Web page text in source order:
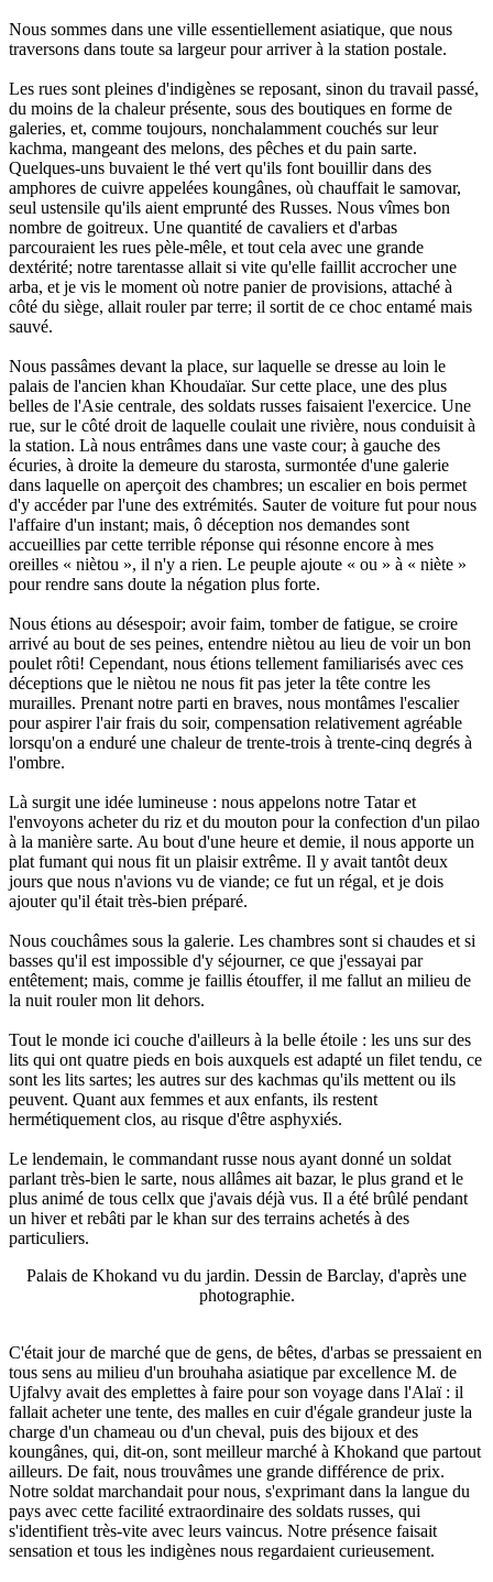
Nous sommes dans une ville essentiellement asiatique, que nous
traversons dans toute sa largeur pour arriver à la station postale.
Les rues sont pleines d'indigènes se reposant, sinon du travail passé,
du moins de la chaleur présente, sous des boutiques en forme de
galeries, et, comme toujours, nonchalamment couchés sur leur
kachma, mangeant des melons, des pêches et du pain sarte.
Quelques-uns buvaient le thé vert qu'ils font bouillir dans des
amphores de cuivre appelées koungânes, où chauffait le samovar,
seul ustensile qu'ils aient emprunté des Russes. Nous vîmes bon
nombre de goitreux. Une quantité de cavaliers et d'arbas
parcouraient les rues pèle-mêle, et tout cela avec une grande
dextérité; notre tarentasse allait si vite qu'elle faillit accrocher une
arba, et je vis le moment où notre panier de provisions, attaché à
côté du siège, allait rouler par terre; il sortit de ce choc entamé mais
sauvé.
Nous passâmes devant la place, sur laquelle se dresse au loin le
palais de l'ancien khan Khoudaïar. Sur cette place, une des plus
belles de l'Asie centrale, des soldats russes faisaient l'exercice. Une
rue, sur le côté droit de laquelle coulait une rivière, nous conduisit à
la station. Là nous entrâmes dans une vaste cour; à gauche des
écuries, à droite la demeure du starosta, surmontée d'une galerie
dans laquelle on aperçoit des chambres; un escalier en bois permet
d'y accéder par l'une des extrémités. Sauter de voiture fut pour nous
l'affaire d'un instant; mais, ô déception nos demandes sont
accueillies par cette terrible réponse qui résonne encore à mes
oreilles « niètou », il n'y a rien. Le peuple ajoute « ou » à « niète »
pour rendre sans doute la négation plus forte.
Nous étions au désespoir; avoir faim, tomber de fatigue, se croire
arrivé au bout de ses peines, entendre niètou au lieu de voir un bon
poulet rôti! Cependant, nous étions tellement familiarisés avec ces
déceptions que le niètou ne nous fit pas jeter la tête contre les
murailles. Prenant notre parti en braves, nous montâmes l'escalier
pour aspirer l'air frais du soir, compensation relativement agréable
lorsqu'on a enduré une chaleur de trente-trois à trente-cinq degrés à
l'ombre.
Là surgit une idée lumineuse : nous appelons notre Tatar et
l'envoyons acheter du riz et du mouton pour la confection d'un pilao
à la manière sarte. Au bout d'une heure et demie, il nous apporte un
plat fumant qui nous fit un plaisir extrême. Il y avait tantôt deux
jours que nous n'avions vu de viande; ce fut un régal, et je dois
ajouter qu'il était très-bien préparé.
Nous couchâmes sous la galerie. Les chambres sont si chaudes et si
basses qu'il est impossible d'y séjourner, ce que j'essayai par
entêtement; mais, comme je faillis étouffer, il me fallut an milieu de
la nuit rouler mon lit dehors.
Tout le monde ici couche d'ailleurs à la belle étoile : les uns sur des
lits qui ont quatre pieds en bois auxquels est adapté un filet tendu, ce
sont les lits sartes; les autres sur des kachmas qu'ils mettent ou ils
peuvent. Quant aux femmes et aux enfants, ils restent
hermétiquement clos, au risque d'être asphyxiés.
Le lendemain, le commandant russe nous ayant donné un soldat
parlant très-bien le sarte, nous allâmes ait bazar, le plus grand et le
plus animé de tous cellx que j'avais déjà vus. Il a été brûlé pendant
un hiver et rebâti par le khan sur des terrains achetés à des
particuliers.
Palais de Khokand vu du jardin. Dessin de Barclay, d'après une
photographie.
C'était jour de marché que de gens, de bêtes, d'arbas se pressaient en
tous sens au milieu d'un brouhaha asiatique par excellence M. de
Ujfalvy avait des emplettes à faire pour son voyage dans l'Alaï : il
fallait acheter une tente, des malles en cuir d'égale grandeur juste la
charge d'un chameau ou d'un cheval, puis des bijoux et des
koungânes, qui, dit-on, sont meilleur marché à Khokand que partout
ailleurs. De fait, nous trouvâmes une grande différence de prix.
Notre soldat marchandait pour nous, s'exprimant dans la langue du
pays avec cette facilité extraordinaire des soldats russes, qui
s'identifient très-vite avec leurs vaincus. Notre présence faisait
sensation et tous les indigènes nous regardaient curieusement.